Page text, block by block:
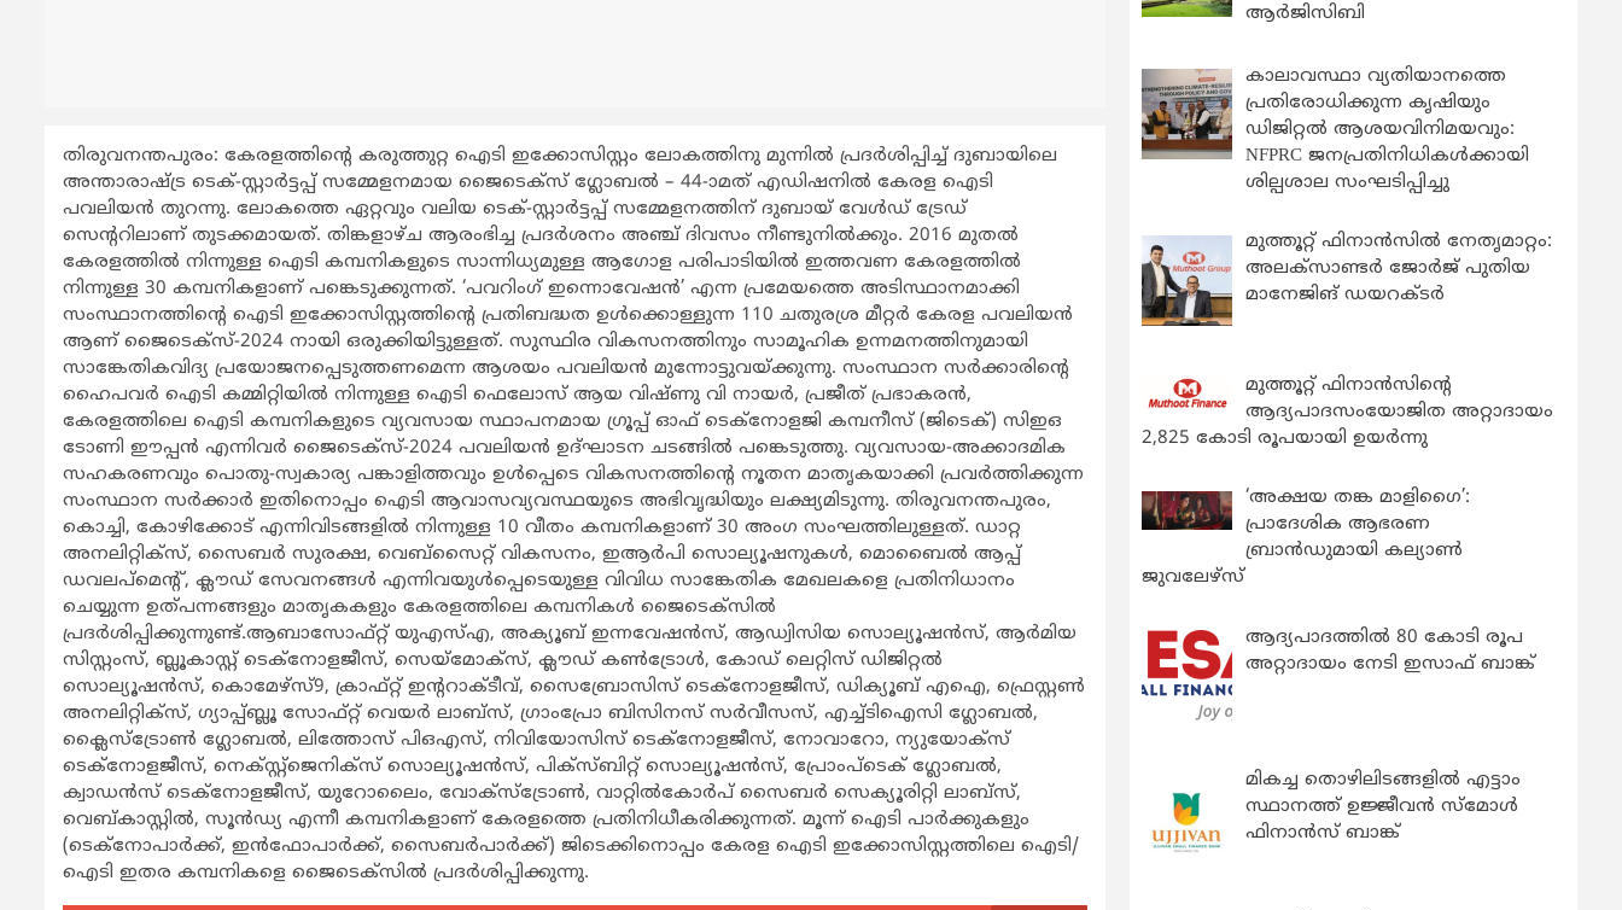
തിരുവനന്തപുരം: കേരളത്തിന്‍റെ കരുത്തുറ്റ ഐടി ഇക്കോസിസ്റ്റം ലോകത്തിനു മുന്നില്‍ പ്രദര്‍ശിപ്പിച്ച് ദുബായിലെ
അന്താരാഷ്ട്ര ടെക്-സ്റ്റാര്‍ട്ടപ്പ് സമ്മേളനമായ ജൈടെക്സ് ഗ്ലോബല്‍ – 44-ാമത് എഡിഷനില്‍ കേരള ഐടി
പവലിയന്‍ തുറന്നു. ലോകത്തെ ഏറ്റവും വലിയ ടെക്-സ്റ്റാര്‍ട്ടപ്പ് സമ്മേളനത്തിന് ദുബായ് വേള്‍ഡ് ട്രേഡ്
സെന്‍ററിലാണ് തുടക്കമായത്. തിങ്കളാഴ്ച ആരംഭിച്ച പ്രദര്‍ശനം അഞ്ച് ദിവസം നീണ്ടുനില്‍ക്കും. 2016 മുതല്‍
കേരളത്തില്‍ നിന്നുള്ള ഐടി കമ്പനികളുടെ സാന്നിധ്യമുള്ള ആഗോള പരിപാടിയില്‍ ഇത്തവണ കേരളത്തില്‍
നിന്നുള്ള 30 കമ്പനികളാണ് പങ്കെടുക്കുന്നത്. ‘പവറിംഗ് ഇന്നൊവേഷന്‍’ എന്ന പ്രമേയത്തെ അടിസ്ഥാനമാക്കി
സംസ്ഥാനത്തിന്‍റെ ഐടി ഇക്കോസിസ്റ്റത്തിന്‍റെ പ്രതിബദ്ധത ഉള്‍ക്കൊള്ളുന്ന 110 ചതുരശ്ര മീറ്റര്‍ കേരള പവലിയന്‍
ആണ് ജൈടെക്സ്-2024 നായി ഒരുക്കിയിട്ടുള്ളത്. സുസ്ഥിര വികസനത്തിനും സാമൂഹിക ഉന്നമനത്തിനുമായി
സാങ്കേതികവിദ്യ പ്രയോജനപ്പെടുത്തണമെന്ന ആശയം പവലിയന്‍ മുന്നോട്ടുവയ്ക്കുന്നു. സംസ്ഥാന സര്‍ക്കാരിന്‍റെ
ഹൈപവര്‍ ഐടി കമ്മിറ്റിയില്‍ നിന്നുള്ള ഐടി ഫെലോസ് ആയ വിഷ്ണു വി നായര്‍, പ്രജീത് പ്രഭാകരന്‍,
കേരളത്തിലെ ഐടി കമ്പനികളുടെ വ്യവസായ സ്ഥാപനമായ ഗ്രൂപ്പ് ഓഫ് ടെക്നോളജി കമ്പനീസ് (ജിടെക്) സിഇഒ
ടോണി ഈപ്പന്‍ എന്നിവര്‍ ജൈടെക്സ്-2024 പവലിയന്‍ ഉദ്ഘാടന ചടങ്ങില്‍ പങ്കെടുത്തു. വ്യവസായ-അക്കാദമിക
സഹകരണവും പൊതു-സ്വകാര്യ പങ്കാളിത്തവും ഉള്‍പ്പെടെ വികസനത്തിന്‍റെ നൂതന മാതൃകയാക്കി പ്രവര്‍ത്തിക്കുന്ന
സംസ്ഥാന സര്‍ക്കാര്‍ ഇതിനൊപ്പം ഐടി ആവാസവ്യവസ്ഥയുടെ അഭിവൃദ്ധിയും ലക്ഷ്യമിടുന്നു. തിരുവനന്തപുരം,
കൊച്ചി, കോഴിക്കോട് എന്നിവിടങ്ങളില്‍ നിന്നുള്ള 10 വീതം കമ്പനികളാണ് 30 അംഗ സംഘത്തിലുള്ളത്. ഡാറ്റ
അനലിറ്റിക്സ്, സൈബര്‍ സുരക്ഷ, വെബ്സൈറ്റ് വികസനം, ഇആര്‍പി സൊല്യൂഷനുകള്‍, മൊബൈല്‍ ആപ്പ്
ഡവലപ്മെന്‍റ്, ക്ലൗഡ് സേവനങ്ങള്‍ എന്നിവയുള്‍പ്പെടെയുള്ള വിവിധ സാങ്കേതിക മേഖലകളെ പ്രതിനിധാനം
ചെയ്യുന്ന ഉത്പന്നങ്ങളും മാതൃകകളും കേരളത്തിലെ കമ്പനികള്‍ ജൈടെക്സില്‍
പ്രദര്‍ശിപ്പിക്കുന്നുണ്ട്.ആബാസോഫ്റ്റ് യുഎസ്എ, അക്യൂബ് ഇന്നവേഷന്‍സ്, ആഡ്വിസിയ സൊല്യൂഷന്‍സ്, ആര്‍മിയ
സിസ്റ്റംസ്, ബ്ലൂകാസ്റ്റ് ടെക്നോളജീസ്, സെയ്മോക്സ്, ക്ലൗഡ് കണ്‍ട്രോള്‍, കോഡ് ലെറ്റിസ് ഡിജിറ്റല്‍
സൊല്യൂഷന്‍സ്, കൊമേഴ്സ്9, ക്രാഫ്റ്റ് ഇന്‍ററാക്ടീവ്, സൈബ്രോസിസ് ടെക്നോളജീസ്, ഡിക്യൂബ് എഐ, ഫ്രെസ്റ്റണ്‍
അനലിറ്റിക്സ്, ഗ്യാപ്പ്ബ്ലൂ സോഫ്റ്റ് വെയര്‍ ലാബ്സ്, ഗ്രാംപ്രോ ബിസിനസ് സര്‍വീസസ്, എച്ച്ടിഐസി ഗ്ലോബല്‍,
ക്ലൈസ്ട്രോണ്‍ ഗ്ലോബല്‍, ലിത്തോസ് പിഒഎസ്, നിവിയോസിസ് ടെക്നോളജീസ്, നോവാറോ, ന്യുയോക്സ്
ടെക്നോളജീസ്, നെക്സ്റ്റ്ജെനിക്സ് സൊല്യൂഷന്‍സ്, പിക്സ്ബിറ്റ് സൊല്യൂഷന്‍സ്, പ്രോംപ്ടെക് ഗ്ലോബല്‍,
ക്വാഡന്‍സ് ടെക്നോളജീസ്, യുറോലൈം, വോക്സ്ട്രോണ്‍, വാറ്റില്‍കോര്‍പ് സൈബര്‍ സെക്യൂരിറ്റി ലാബ്സ്,
വെബ്കാസ്റ്റില്‍, സൂന്‍ഡ്യ എന്നീ കമ്പനികളാണ് കേരളത്തെ പ്രതിനിധീകരിക്കുന്നത്. മൂന്ന് ഐടി പാര്‍ക്കുകളും
(ടെക്നോപാര്‍ക്ക്, ഇന്‍ഫോപാര്‍ക്ക്, സൈബര്‍പാര്‍ക്ക്) ജിടെക്കിനൊപ്പം കേരള ഐടി ഇക്കോസിസ്റ്റത്തിലെ ഐടി/
ഐടി ഇതര കമ്പനികളെ ജൈടെക്സില്‍ പ്രദര്‍ശിപ്പിക്കുന്നു.
ആര്‍ജിസിബി
കാലാവസ്ഥാ വ്യതിയാനത്തെ
പ്രതിരോധിക്കുന്ന കൃഷിയും
ഡിജിറ്റൽ ആശയവിനിമയവും:
NFPRC ജനപ്രതിനിധികൾക്കായി
ശില്പശാല സംഘടിപ്പിച്ചു
മുത്തൂറ്റ് ഫിനാൻസിൽ നേതൃമാറ്റം:
അലക്സാണ്ടർ ജോർജ് പുതിയ
മാനേജിങ് ഡയറക്ടർ
മുത്തൂറ്റ് ഫിനാൻസിന്റെ
ആദ്യപാദസംയോജിത അറ്റാദായം
2,825 കോടി രൂപയായി ഉയർന്നു
‘അക്ഷയ തങ്ക മാളിഗൈ’:
പ്രാദേശിക ആഭരണ
ബ്രാന്‍ഡുമായി കല്യാണ്‍
ജുവലേഴ്‌സ്
ആദ്യപാദത്തിൽ 80 കോടി രൂപ
അറ്റാദായം നേടി ഇസാഫ് ബാങ്ക്
മികച്ച തൊഴിലിടങ്ങളിൽ എട്ടാം
സ്ഥാനത്ത് ഉജ്ജീവൻ സ്മോൾ
ഫിനാൻസ് ബാങ്ക്